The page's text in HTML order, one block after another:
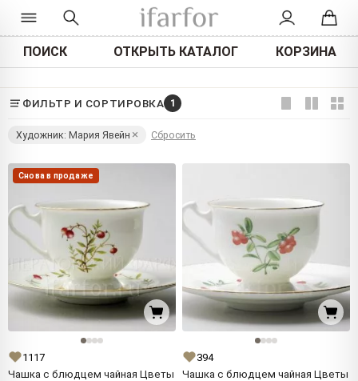
ПОИСК ОТКРЫТЬ КАТАЛОГ КОРЗИНА
ФИЛЬТР И СОРТИРОВКА 1
Художник: Мария Явейн Сбросить
Снова в продаже
1117
Чашка с блюдцем чайная Цветы
394
Чашка с блюдцем чайная Цветы